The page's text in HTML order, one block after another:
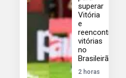
superar
Vitória
e
reencontrar
vitórias
no
Brasileirão
2 horas